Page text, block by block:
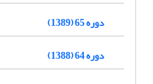
دوره 65 (1389)
دوره 64 (1388)